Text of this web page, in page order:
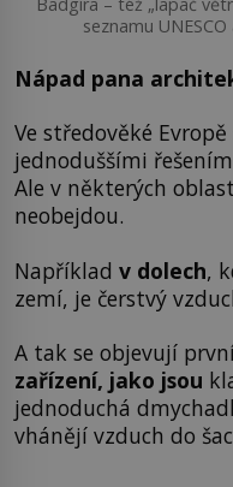
Badgíra – též „lapač
seznamu
Nápad pana
Ve středověké
jednoduššími
Ale v některých
neobejdou.
Například v dolech,
zemí, je čerstvý
A tak se objevují
zařízení, jako jsou
jednoduchá
vhánějí vzduch do